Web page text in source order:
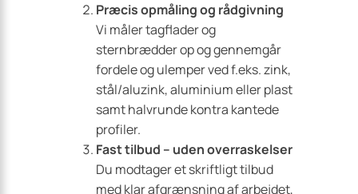
Præcis opmåling og rådgivning
Vi måler tagflader og
sternbrædder op og gennemgår
fordele og ulemper ved f.eks. zink,
stål/aluzink, aluminium eller plast
samt halvrunde kontra kantede
profiler.
Fast tilbud – uden overraskelser
Du modtager et skriftligt tilbud
med klar afgrænsning af arbejdet,